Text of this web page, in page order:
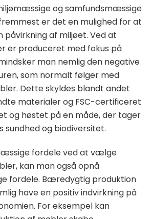
og samfundsmæssige
er det en mulighed for at
påvirkning af miljøet. Ved at
er produceret med fokus på
man nemlig den negative
som normalt følger med
Dette skyldes blandt andet
materialer og FSC-certificeret
og høstet på en måde, der tager
sundhed og biodiversitet.
fordele ved at vælge
kan man også opnå
fordele. Bæredygtig produktion
have en positiv indvirkning på
For eksempel kan